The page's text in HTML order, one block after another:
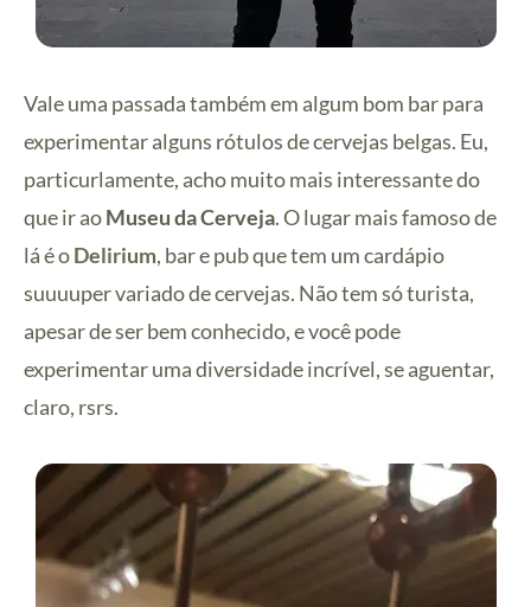
Vale uma passada também em algum bom bar para
experimentar alguns rótulos de cervejas belgas. Eu,
particurlamente, acho muito mais interessante do
que ir aoMuseu da Cerveja. O lugar mais famoso de
lá é oDelirium, bar e pub que tem um cardápio
suuuuper variado de cervejas. Não tem só turista,
apesar de ser bem conhecido, e você pode
experimentar uma diversidade incrível, se aguentar,
claro, rsrs.